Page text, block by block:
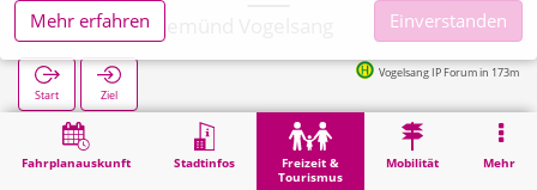
Fahrplanauskunft Stadtinfos
Freizeit &
Tourismus
Mobilität Mehr
Schleiden, Gemünd Vogelsang
Start Ziel
Vogelsang IP Forum in 173m
Freizeit & Tourismus Naherholung Schleiden, Gemünd Vogelsang
Mehr erfahren
Einverstanden